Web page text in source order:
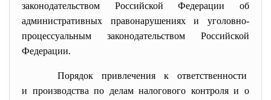
законодательством Российской Федерации об
административных правонарушениях и уголовно-
процессуальным законодательством Российской
Федерации.
Порядок привлечения к ответственности
и производства по делам налогового контроля и о